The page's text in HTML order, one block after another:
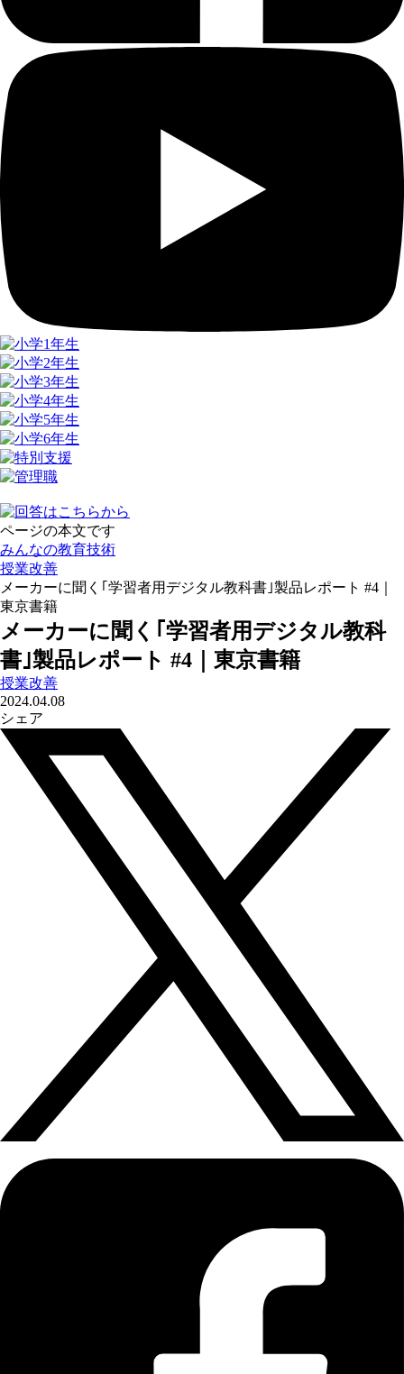
ページの本文です
みんなの教育技術
授業改善
メーカーに聞く｢学習者用デジタル教科書｣製品レポート #4｜
東京書籍
メーカーに聞く｢学習者用デジタル教科
書｣製品レポート #4｜東京書籍
授業改善
2024.04.08
シェア